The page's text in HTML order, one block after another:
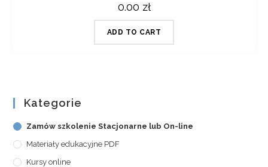
0.00 zł
ADD TO CART
Kategorie
Zamów szkolenie Stacjonarne lub On-line
Materiały edukacyjne PDF
Kursy online